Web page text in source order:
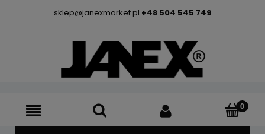
sklep@janexmarket.pl +48 504 545 749